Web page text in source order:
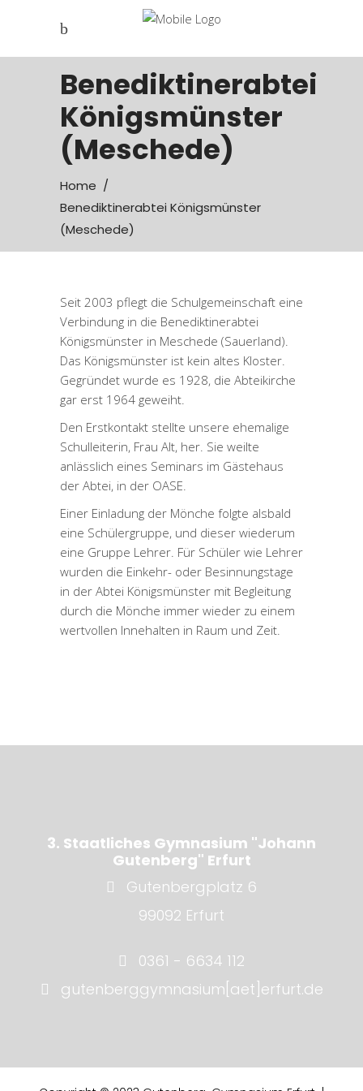
Benediktinerabtei
Königsmünster
(Meschede)
Home /
Benediktinerabtei Königsmünster
(Meschede)
Seit 2003 pflegt die Schulgemeinschaft eine
Verbindung in die Benediktinerabtei
Königsmünster in Meschede (Sauerland).
Das Königsmünster ist kein altes Kloster.
Gegründet wurde es 1928, die Abteikirche
gar erst 1964 geweiht.
Den Erstkontakt stellte unsere ehemalige
Schulleiterin, Frau Alt, her. Sie weilte
anlässlich eines Seminars im Gästehaus
der Abtei, in der OASE.
Einer Einladung der Mönche folgte alsbald
eine Schülergruppe, und dieser wiederum
eine Gruppe Lehrer. Für Schüler wie Lehrer
wurden die Einkehr- oder Besinnungstage
in der Abtei Königsmünster mit Begleitung
durch die Mönche immer wieder zu einem
wertvollen Innehalten in Raum und Zeit.
3. Staatliches Gymnasium "Johann
Gutenberg" Erfurt
Gutenbergplatz 6
99092 Erfurt
0361 - 6634 112
gutenberggymnasium[aet]erfurt.de